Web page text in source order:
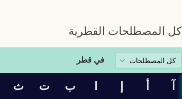
كل المصطلحات القطرية
في قطر
آ أ إ ا ب ت ث